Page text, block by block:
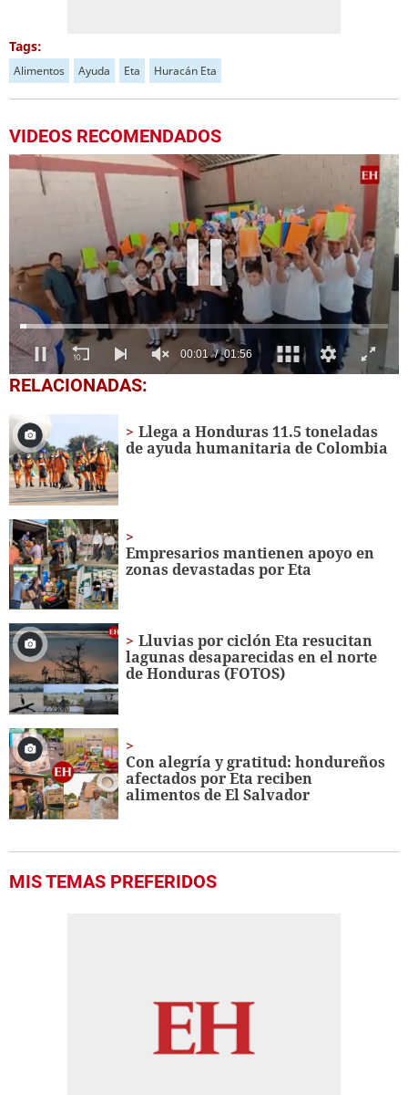
Tags:
Alimentos Ayuda Eta Huracán Eta
VIDEOS RECOMENDADOS
0
seconds
1
minute,
56
seconds
RELACIONADAS:
Llega a Honduras 11.5 toneladas
de ayuda humanitaria de Colombia
Empresarios mantienen apoyo en
zonas devastadas por Eta
Lluvias por ciclón Eta resucitan
lagunas desaparecidas en el norte
de Honduras (FOTOS)
Con alegría y gratitud: hondureños
afectados por Eta reciben
alimentos de El Salvador
MIS TEMAS PREFERIDOS